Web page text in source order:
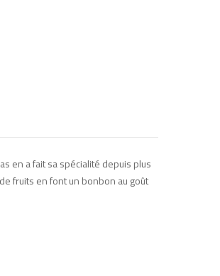
en a fait sa spécialité depuis plus
fruits en font un bonbon au goût